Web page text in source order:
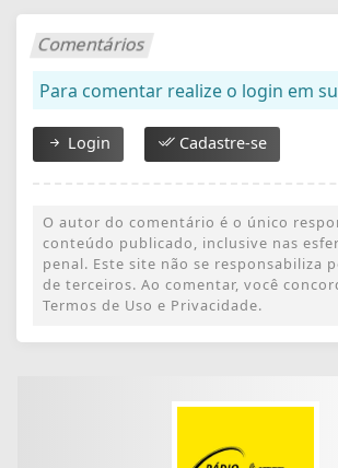
Comentários
Para comentar realize o login em
Login Cadastre-se
O autor do comentário é o único
conteúdo publicado, inclusive nas
penal. Este site não se responsabiliza
de terceiros. Ao comentar, você
Termos de Uso e Privacidade.